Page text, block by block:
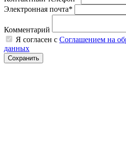
Электронная почта*
Комментарий
Я согласен с Соглашением на
данных